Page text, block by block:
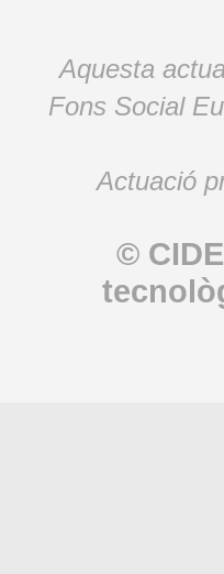
Aquesta
Fons Social
Actuació
©